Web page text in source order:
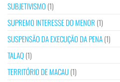
SUBJETIVISMO (1)
SUPREMO INTERESSE DO MENOR (1)
SUSPENSÃO DA EXECUÇÃO DA PENA(1)
TALAQ(1)
TERRITÓRIO DE MACAU(1)